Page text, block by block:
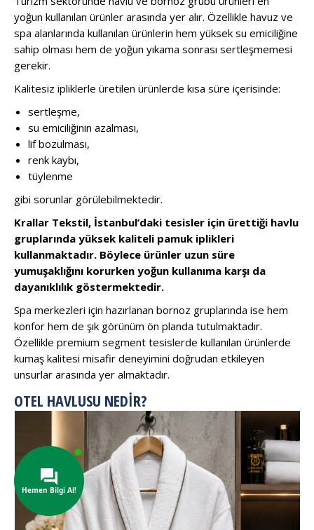
yoğun kullanılan ürünler arasında yer alır. Özellikle havuz ve
spa alanlarında kullanılan ürünlerin hem yüksek su emiciliğine
sahip olması hem de yoğun yıkama sonrası sertleşmemesi
gerekir.
Kalitesiz ipliklerle üretilen ürünlerde kısa süre içerisinde:
sertleşme,
su emiciliğinin azalması,
lif bozulması,
renk kaybı,
tüylenme
gibi sorunlar görülebilmektedir.
Krallar Tekstil, İstanbul’daki tesisler için ürettiği havlu
gruplarında yüksek kaliteli pamuk iplikleri
kullanmaktadır. Böylece ürünler uzun süre
yumuşaklığını korurken yoğun kullanıma karşı da
dayanıklılık göstermektedir.
Spa merkezleri için hazırlanan bornoz gruplarında ise hem
konfor hem de şık görünüm ön planda tutulmaktadır.
Özellikle premium segment tesislerde kullanılan ürünlerde
kumaş kalitesi misafir deneyimini doğrudan etkileyen
unsurlar arasında yer almaktadır.
OTEL HAVLUSU NEDIR?